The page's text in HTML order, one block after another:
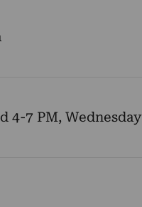
4-7 PM, Wednesday